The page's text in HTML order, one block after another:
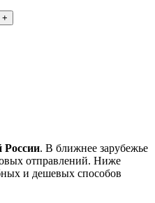
России. В ближнее зарубежье
отправлений. Ниже
и дешевых способов